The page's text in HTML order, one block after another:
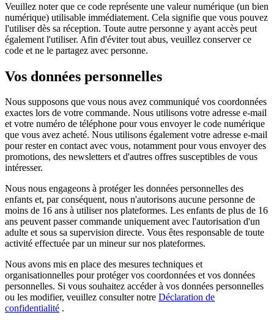
Veuillez noter que ce code représente une valeur numérique (un bien
numérique) utilisable immédiatement. Cela signifie que vous pouvez
l'utiliser dès sa réception. Toute autre personne y ayant accès peut
également l'utiliser. Afin d'éviter tout abus, veuillez conserver ce
code et ne le partagez avec personne.
Vos données personnelles
Nous supposons que vous nous avez communiqué vos coordonnées
exactes lors de votre commande. Nous utilisons votre adresse e-mail
et votre numéro de téléphone pour vous envoyer le code numérique
que vous avez acheté. Nous utilisons également votre adresse e-mail
pour rester en contact avec vous, notamment pour vous envoyer des
promotions, des newsletters et d'autres offres susceptibles de vous
intéresser.
Nous nous engageons à protéger les données personnelles des
enfants et, par conséquent, nous n'autorisons aucune personne de
moins de 16 ans à utiliser nos plateformes. Les enfants de plus de 16
ans peuvent passer commande uniquement avec l'autorisation d'un
adulte et sous sa supervision directe. Vous êtes responsable de toute
activité effectuée par un mineur sur nos plateformes.
Nous avons mis en place des mesures techniques et
organisationnelles pour protéger vos coordonnées et vos données
personnelles. Si vous souhaitez accéder à vos données personnelles
ou les modifier, veuillez consulter notre Déclaration de
confidentialité .